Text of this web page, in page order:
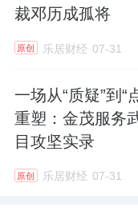
“我也是母亲，看
群说得很朴实，
那些曾受她照顾
地喊着“啤酒花阿
抱。在孩子们纯
裁邓历成孤将
原创 乐居财经 07-31
一场从“质疑”到“
重塑：金茂服务
目攻坚实录
原创 乐居财经 07-31